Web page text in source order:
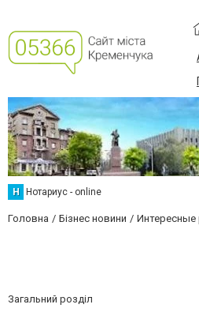
Н Нотариус - online
Головна Бізнес новини Интересные
Загальний розділ